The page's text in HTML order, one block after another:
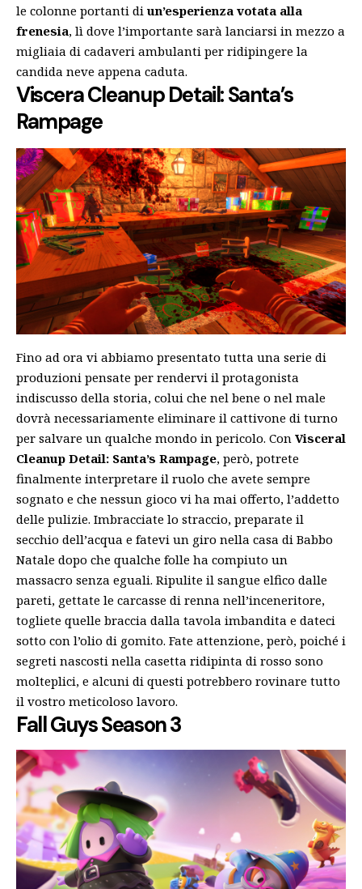
le colonne portanti di un’esperienza votata alla
frenesia, lì dove l’importante sarà lanciarsi in mezzo a
migliaia di cadaveri ambulanti per ridipingere la
candida neve appena caduta.
Viscera Cleanup Detail: Santa’s
Rampage
Fino ad ora vi abbiamo presentato tutta una serie di
produzioni pensate per rendervi il protagonista
indiscusso della storia, colui che nel bene o nel male
dovrà necessariamente eliminare il cattivone di turno
per salvare un qualche mondo in pericolo. Con Visceral
Cleanup Detail: Santa’s Rampage, però, potrete
finalmente interpretare il ruolo che avete sempre
sognato e che nessun gioco vi ha mai offerto, l’addetto
delle pulizie. Imbracciate lo straccio, preparate il
secchio dell’acqua e fatevi un giro nella casa di Babbo
Natale dopo che qualche folle ha compiuto un
massacro senza eguali. Ripulite il sangue elfico dalle
pareti, gettate le carcasse di renna nell’inceneritore,
togliete quelle braccia dalla tavola imbandita e dateci
sotto con l’olio di gomito. Fate attenzione, però, poiché i
segreti nascosti nella casetta ridipinta di rosso sono
molteplici, e alcuni di questi potrebbero rovinare tutto
il vostro meticoloso lavoro.
Fall Guys Season 3